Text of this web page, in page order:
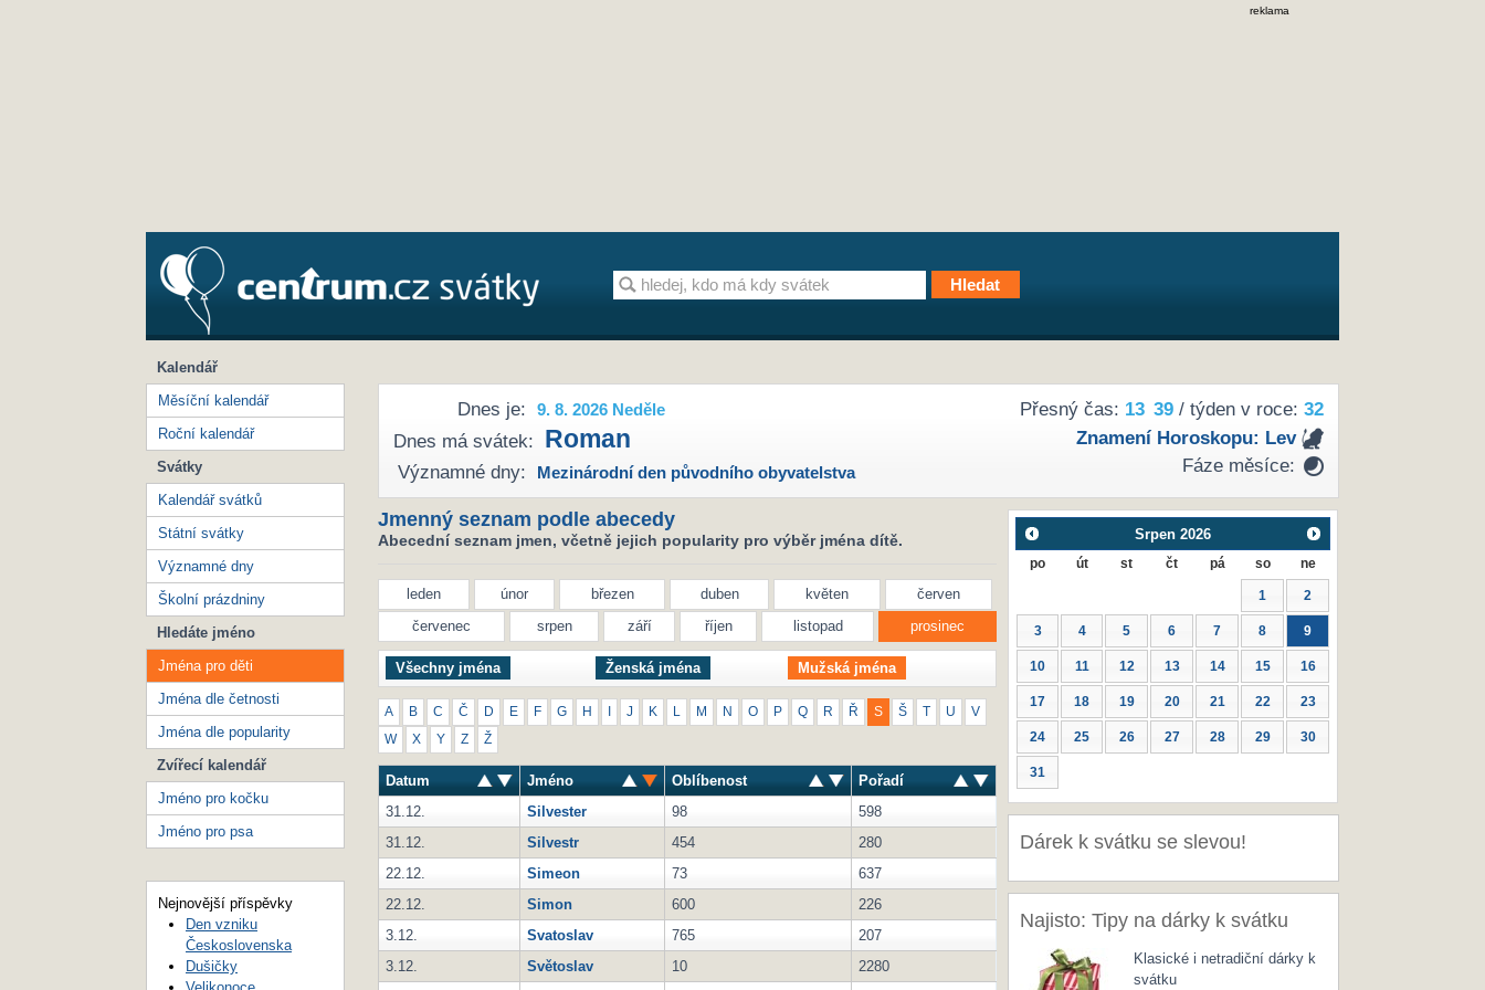
reklama
Přesný čas: 13 39/ týden v roce: 32
Znamení Horoskopu: Lev
Fáze měsíce:
Dnes je: 9. 8. 2026 Neděle
Dnes má svátek: Roman
Významné dny: Mezinárodní den původního obyvatelstva
Jmenný seznam podle abecedy
Abecední seznam jmen, včetně jejich popularity pro výběr jména dítě.
leden únor březen duben květen
červen
červenec
srpen září říjen listopad prosinec
Všechny jména Ženská jména Mužská jména
A B C Č D E F G H J K M N O P Q R Ř S Š T U V
W X Y Z Ž
Datum Jméno Oblíbenost
Pořadí
31.12.
Silvester 98
598
31.12.
Silvestr 454
280
22.12.
Simeon 73
637
22.12.
Simon 600
226
3.12.
Svatoslav 765
207
3.12.
Světoslav 10
2280
Srpen 2026
po út st čt pá so ne
1 2
3 4 5 6 7 8 9
10 11 12 13 14 15 16
17 18 19 20 21 22 23
24 25 26 27 28 29 30
31
Dárek k svátku se slevou!
Najisto: Tipy na dárky k svátku
Klasické i netradiční dárky k
svátku
Kalendář
Měsíční kalendář
Roční kalendář
Svátky
Kalendář svátků
Státní svátky
Významné dny
Školní prázdniny
Hledáte jméno
Jména pro děti
Jména dle četnosti
Jména dle popularity
Zvířecí kalendář
Jméno pro kočku
Jméno pro psa
Nejnovější příspěvky
Den vzniku
Československa
Dušičky